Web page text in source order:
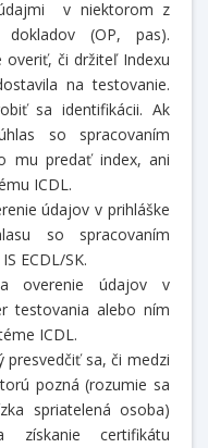
v niektorom z
dokladov (OP, pas).
či držiteľ Indexu
na testovanie.
sa identifikácii. Ak
so spracovaním
mu predať index, ani
ICDL.
údajov v prihláške
so spracovaním
ECDL/SK.
a overenie údajov v
testovania alebo ním
ICDL.
presvedčiť sa, či medzi
pozná (rozumie sa
spriatelená osoba)
certifikátu